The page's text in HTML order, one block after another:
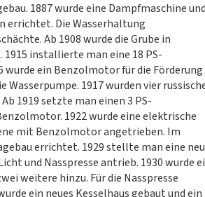
1887 wurde eine Dampfmaschine und
errichtet. Die Wasserhaltung
Ab 1908 wurde die Grube in
installierte man eine 18 PS-
wurde ein Benzolmotor für die Förderung
1917 wurden vier
1919 setzte man einen 3 PS-
1922 wurde eine elektrische
mit Benzolmotor angetrieben. Im
errichtet. 1929 stellte man eine
und Nasspresse antrieb. 1930 wurde
weitere hinzu. Für die Nasspresse
ein neues Kesselhaus gebaut und ein